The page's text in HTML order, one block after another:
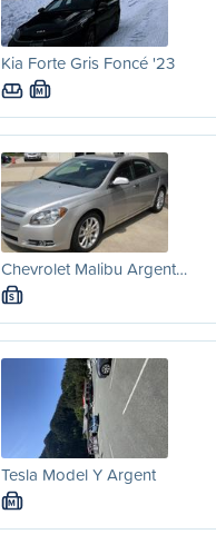
Kia Forte Gris Foncé '23
M
Chevrolet Malibu Argent…
S
Tesla Model Y Argent
M